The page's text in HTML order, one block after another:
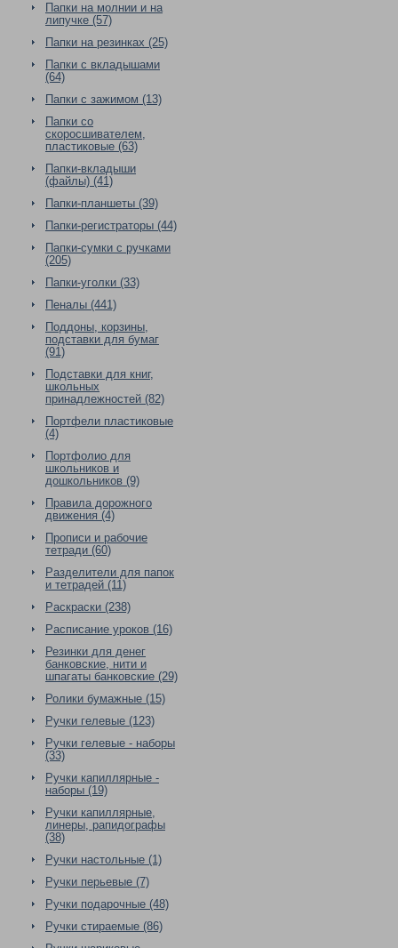
Папки на молнии и на
липучке (57)
Папки на резинках (25)
Папки с вкладышами
(64)
Папки с зажимом (13)
Папки со
скоросшивателем,
пластиковые (63)
Папки-вкладыши
(файлы) (41)
Папки-планшеты (39)
Папки-регистраторы (44)
Папки-сумки с ручками
(205)
Папки-уголки (33)
Пеналы (441)
Поддоны, корзины,
подставки для бумаг
(91)
Подставки для книг,
школьных
принадлежностей (82)
Портфели пластиковые
(4)
Портфолио для
школьников и
дошкольников (9)
Правила дорожного
движения (4)
Прописи и рабочие
тетради (60)
Разделители для папок
и тетрадей (11)
Раскраски (238)
Расписание уроков (16)
Резинки для денег
банковские, нити и
шпагаты банковские (29)
Ролики бумажные (15)
Ручки гелевые (123)
Ручки гелевые - наборы
(33)
Ручки капиллярные -
наборы (19)
Ручки капиллярные,
линеры, рапидографы
(38)
Ручки настольные (1)
Ручки перьевые (7)
Ручки подарочные (48)
Ручки стираемые (86)